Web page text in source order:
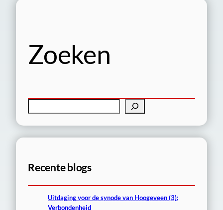
Zoeken
n
Recente blogs
Uitdaging voor de synode van Hoogeveen (3):
Verbondenheid